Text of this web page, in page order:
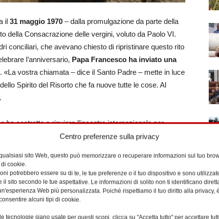
Centro preferenze sulla privacy
sito Web, questo può memorizzare o recuperare informazioni sul tuo
cookie.
potrebbero essere su di te, le tue preferenze o il tuo dispositivo e sono
il sito secondo le tue aspettative. Le informazioni di solito non ti identificano
Web più personalizzata. Poiché rispettiamo il tuo diritto alla privacy,
alcuni tipi di cookie.
tecnologie siano usate per questi scopi, clicca su "Accetta tutto" per accettare
il31 maggio 1970 – dalla promulgazione da parte della
della Consacrazione delle vergini, voluto da Paolo VI.
conciliari, che avevano chiesto di ripristinare questo rito
l’anniversario, Papa Francesco ha inviato una
. «La vostra chiamata – dice il Santo Padre – mette in luce
Spirito del Risorto che fa nuove tutte le cose. Al
ha costretto a rinviare l’incontro internazionale per
evidenzia che «la fedeltà del Padre ancora
radicate in una Chiesa particolare, in una forma di
Di qui l’invito del Papa a proseguire «in questo
«vi siano seri percorsi di discernimento vocazionale e